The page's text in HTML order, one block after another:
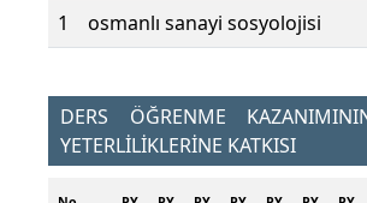
1
osmanlı sanayi sosyolojisi
DERS ÖĞRENME
YETERLİLİKLERİNE KATKISI